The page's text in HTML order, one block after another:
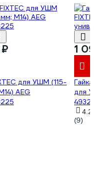
для УШМ (115-
AEG
1 090
Гайка
для УШМ
4.2
(9)